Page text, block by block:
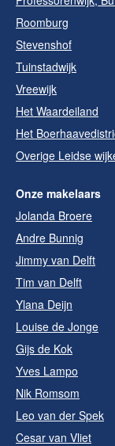
Roomburg
Stevenshof
Tuinstadwijk
Vreewijk
Het Waardeiland
Het
Overige Leidse
Onze makelaars
Jolanda Broere
Andre Bunnig
Jimmy van Delft
Tim van Delft
Ylana Deijn
Louise de Jonge
Gijs de Kok
Yves Lampo
Nik Romsom
Leo van der Spek
Cesar van Vliet